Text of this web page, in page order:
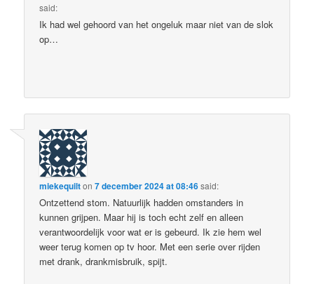
said:
Ik had wel gehoord van het ongeluk maar niet van de slok
op…
miekequilton7 december 2024 at 08:46said:
Ontzettend stom. Natuurlijk hadden omstanders in
kunnen grijpen. Maar hij is toch echt zelf en alleen
verantwoordelijk voor wat er is gebeurd. Ik zie hem wel
weer terug komen op tv hoor. Met een serie over rijden
met drank, drankmisbruik, spijt.